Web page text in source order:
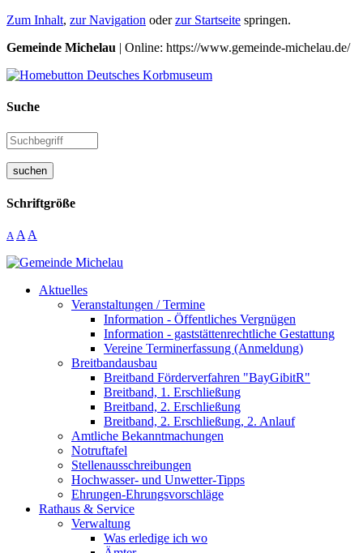
Zum Inhalt, zur Navigation oderzur Startseite springen.
Gemeinde Michelau | Online: https://www.gemeinde-michelau.de/
Suche
suchen
Schriftgröße
A A A
Aktuelles
Veranstaltungen / Termine
Information - Öffentliches Vergnügen
Information - gaststättenrechtliche Gestattung
Vereine Terminerfassung (Anmeldung)
Breitbandausbau
Breitband Förderverfahren "BayGibitR"
Breitband, 1. Erschließung
Breitband, 2. Erschließung
Breitband, 2. Erschließung, 2. Anlauf
Amtliche Bekanntmachungen
Notruftafel
Stellenausschreibungen
Hochwasser- und Unwetter-Tipps
Ehrungen-Ehrungsvorschläge
Rathaus & Service
Verwaltung
Was erledige ich wo